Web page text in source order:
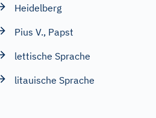
Heidelberg
Pius V., Papst
lettische Sprache
litauische Sprache